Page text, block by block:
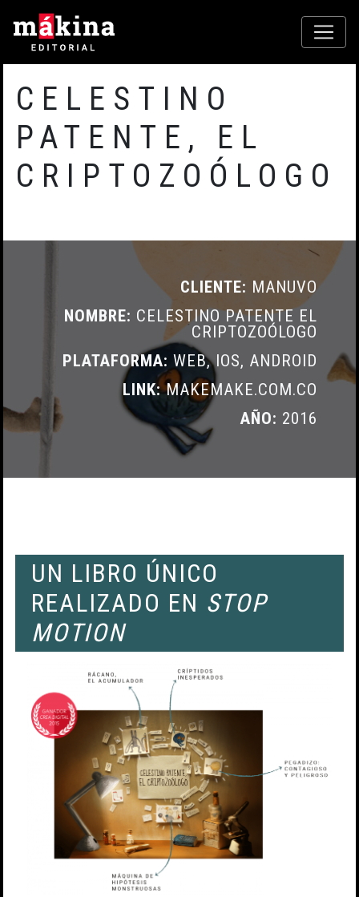
CELESTINO
PATENTE, EL
CRIPTOZOÓLOGO
CLIENTE: MANUVO
NOMBRE: CELESTINO PATENTE EL
CRIPTOZOÓLOGO
PLATAFORMA: WEB, IOS, ANDROID
LINK:MAKEMAKE.COM.CO
AÑO: 2016
UN LIBRO ÚNICO
REALIZADO EN STOP
MOTION